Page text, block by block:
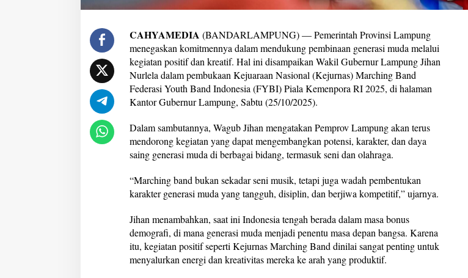
s
e
n
e
r
a
s
M
d
a
L
p
u
g
CAHYAMEDIA (BANDARLAMPUNG) — Pemerintah Provinsi Lampung
menegaskan komitmennya dalam mendukung pembinaan generasi muda melalui
kegiatan positif dan kreatif. Hal ini disampaikan Wakil Gubernur Lampung Jihan
Nurlela dalam pembukaan Kejuaraan Nasional (Kejurnas) Marching Band
Federasi Youth Band Indonesia (FYBI) Piala Kemenpora RI 2025, di halaman
Kantor Gubernur Lampung, Sabtu (25/10/2025).
Dalam sambutannya, Wagub Jihan mengatakan Pemprov Lampung akan terus
mendorong kegiatan yang dapat mengembangkan potensi, karakter, dan daya
saing generasi muda di berbagai bidang, termasuk seni dan olahraga.
“Marching band bukan sekadar seni musik, tetapi juga wadah pembentukan
karakter generasi muda yang tangguh, disiplin, dan berjiwa kompetitif,” ujarnya.
Jihan menambahkan, saat ini Indonesia tengah berada dalam masa bonus
demografi, di mana generasi muda menjadi penentu masa depan bangsa. Karena
itu, kegiatan positif seperti Kejurnas Marching Band dinilai sangat penting untuk
menyalurkan energi dan kreativitas mereka ke arah yang produktif.